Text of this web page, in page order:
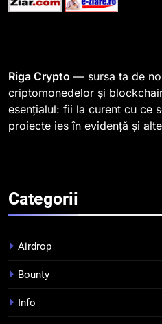
spre o
STIRI
2
la 1
3
Pariuri
4
Riga Crypto — sursa ta de
criptomonedelor și
esențialul: fii la curent cu ce
proiecte ies în evidență și
Categorii
Airdrop
Bounty
Info